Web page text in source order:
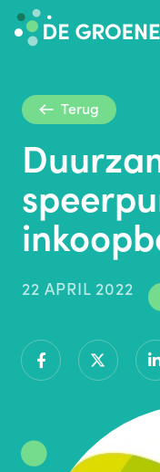
Terug
22 APRIL 2022